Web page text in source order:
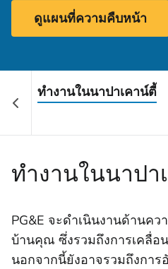
ดูแผนที่ความคืบหน้า
ทํางานในนาปาเคาน์ตี้
ทํางานในนาปา
PG&E จะดําเนินงานด้านค
บ้านคุณ ซึ่งรวมถึงการเคลื่อ
นอกจากนี้ยังอาจรวมถึงการ